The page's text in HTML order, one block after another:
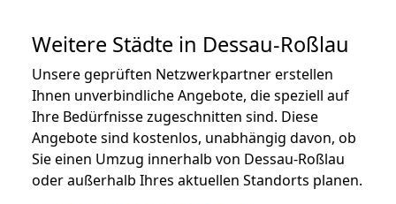
Weitere Städte in Dessau-Roßlau
Unsere geprüften Netzwerkpartner erstellen
Ihnen unverbindliche Angebote, die speziell auf
Ihre Bedürfnisse zugeschnitten sind. Diese
Angebote sind kostenlos, unabhängig davon, ob
Sie einen Umzug innerhalb von Dessau-Roßlau
oder außerhalb Ihres aktuellen Standorts planen.